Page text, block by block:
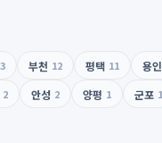
부천 12 평택 11 용인
2 안성 2 양평 1 군포 1